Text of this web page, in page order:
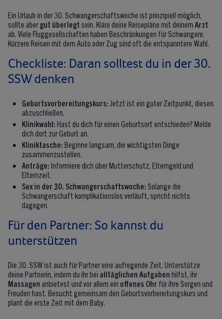
Ein Urlaub in der 30. Schwangerschaftswoche ist prinzipiell möglich,
sollte abergut überlegt sein. Kläre deine Reisepläne mit deinem Arzt
ab. Viele Fluggesellschaften haben Beschränkungen für Schwangere.
Kürzere Reisen mit dem Auto oder Zug sind oft die entspanntere Wahl.
Checkliste: Daran solltest du in der 30.
SSW denken
Geburtsvorbereitungskurs: Jetzt ist ein guter Zeitpunkt, diesen
abzuschließen.
Klinikwahl: Hast du dich für einen Geburtsort entschieden? Melde
dich dort zur Geburt an.
Kliniktasche: Beginne langsam, die wichtigsten Dinge
zusammenzustellen.
Anträge: Informiere dich über Mutterschutz, Elterngeld und
Elternzeit.
Sex in der 30. Schwangerschaftswoche: Solange die
Schwangerschaft komplikationslos verläuft, spricht nichts
dagegen.
Für den Partner: So kannst du
unterstützen
Die 30. SSW ist auch für Partner eine aufregende Zeit. Unterstütze
deine Partnerin, indem du ihr bei alltäglichen Aufgaben hilfst, ihr
Massagen anbietest und vor allem ein offenes Ohr für ihre Sorgen und
Freuden hast. Besucht gemeinsam den Geburtsvorbereitungskurs und
plant die erste Zeit mit dem Baby.